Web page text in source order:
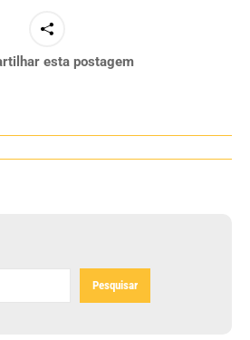
esta postagem
Pesquisar